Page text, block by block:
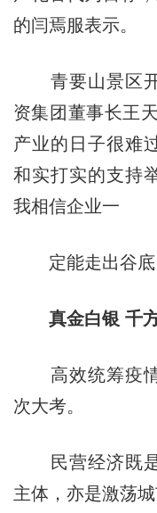
的闫焉服表示。
青要山景区开
资集团董事长王
产业的日子很难
和实打实的支持
我相信企业一
定能走出谷底
真金白银 千方
高效统筹疫情
次大考。
民营经济既是
主体，亦是激荡